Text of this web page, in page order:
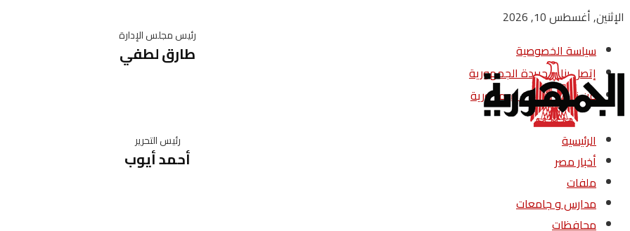
الإثنين, أغسطس 10, 2026
سياسة الخصوصية
إتصل بنا – جريدة الجمهورية
من نحن – جريدة الجمهورية
رئيس مجلس الإدارة
طارق لطفي
رئيس التحرير
أحمد أيوب
الرئيسية
أخبار مصر
ملفات
مدارس و جامعات
محافظات